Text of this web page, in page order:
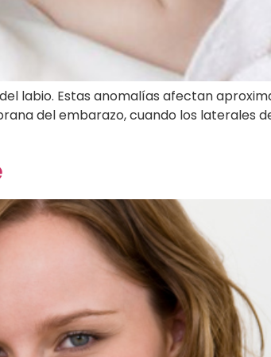
labio. Estas anomalías afectan
del embarazo, cuando los laterales